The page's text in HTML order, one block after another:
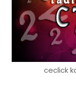
ceclick